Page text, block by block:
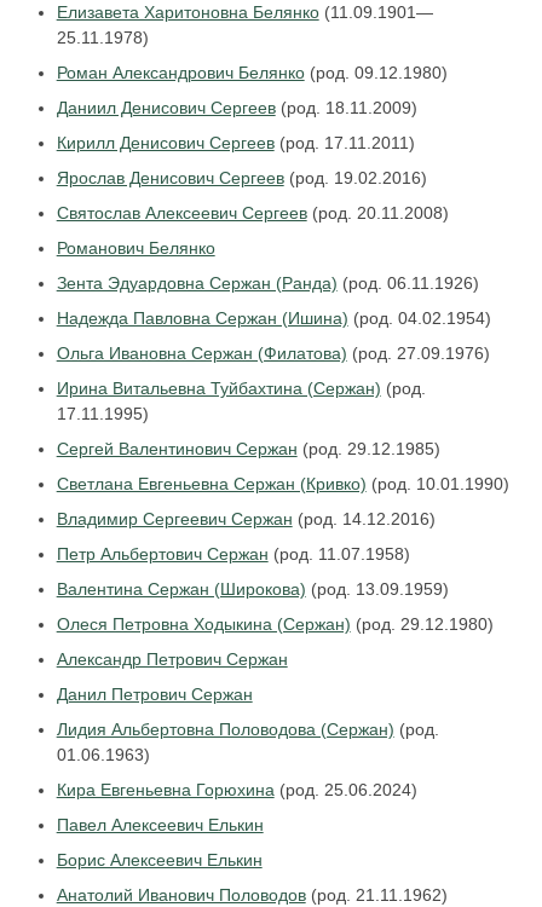
Елизавета Харитоновна Белянко(11.09.1901—
25.11.1978)
Роман Александрович Белянко(род. 09.12.1980)
Даниил Денисович Сергеев(род. 18.11.2009)
Кирилл Денисович Сергеев(род. 17.11.2011)
Ярослав Денисович Сергеев(род. 19.02.2016)
Святослав Алексеевич Сергеев(род. 20.11.2008)
Романович Белянко
Зента Эдуардовна Сержан (Ранда) (род. 06.11.1926)
Надежда Павловна Сержан (Ишина) (род. 04.02.1954)
Ольга Ивановна Сержан (Филатова) (род. 27.09.1976)
Ирина Витальевна Туйбахтина (Сержан) (род.
17.11.1995)
Сергей Валентинович Сержан (род. 29.12.1985)
Светлана Евгеньевна Сержан (Кривко) (род. 10.01.1990)
Владимир Сергеевич Сержан (род. 14.12.2016)
Петр Альбертович Сержан (род. 11.07.1958)
Валентина Сержан (Широкова) (род. 13.09.1959)
Олеся Петровна Ходыкина (Сержан) (род. 29.12.1980)
Александр Петрович Сержан
Данил Петрович Сержан
Лидия Альбертовна Половодова (Сержан) (род.
01.06.1963)
Кира Евгеньевна Горюхина(род. 25.06.2024)
Павел Алексеевич Елькин
Борис Алексеевич Елькин
Анатолий Иванович Половодов(род. 21.11.1962)